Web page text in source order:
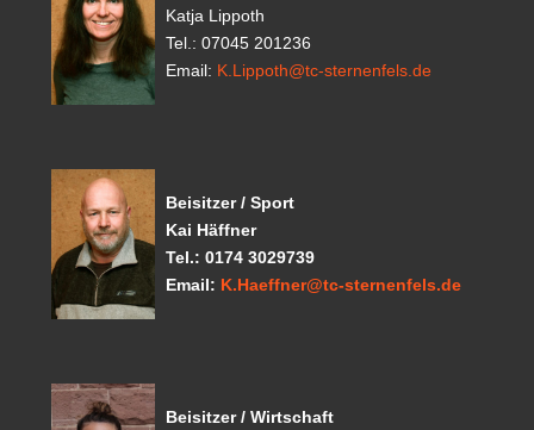
Katja Lippoth
Tel.: 07045 201236
Email: K.Lippoth@tc-sternenfels.de
Beisitzer / Sport
Kai Häffner
Tel.: 0174 3029739
Email: K.Haeffner@tc-sternenfels.de
Beisitzer / Wirtschaft